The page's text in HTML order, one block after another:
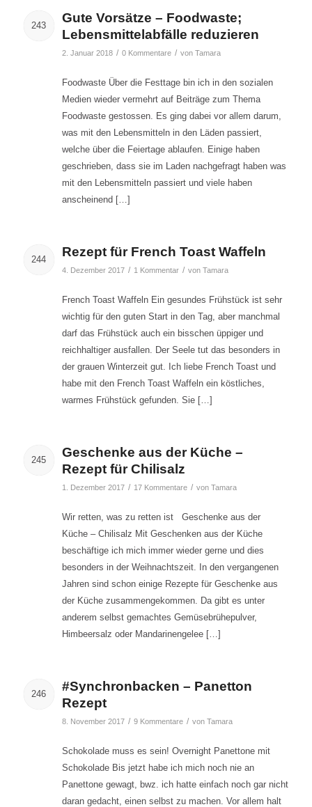
243
Gute Vorsätze – Foodwaste;
Lebensmittelabfälle reduzieren
2. Januar 2018 / 0 Kommentare / von Tamara
Foodwaste Über die Festtage bin ich in den sozialen
Medien wieder vermehrt auf Beiträge zum Thema
Foodwaste gestossen. Es ging dabei vor allem darum,
was mit den Lebensmitteln in den Läden passiert,
welche über die Feiertage ablaufen. Einige haben
geschrieben, dass sie im Laden nachgefragt haben was
mit den Lebensmitteln passiert und viele haben
anscheinend […]
244
Rezept für French Toast Waffeln
4. Dezember 2017 / 1 Kommentar / von Tamara
French Toast Waffeln Ein gesundes Frühstück ist sehr
wichtig für den guten Start in den Tag, aber manchmal
darf das Frühstück auch ein bisschen üppiger und
reichhaltiger ausfallen. Der Seele tut das besonders in
der grauen Winterzeit gut. Ich liebe French Toast und
habe mit den French Toast Waffeln ein köstliches,
warmes Frühstück gefunden. Sie […]
245
Geschenke aus der Küche –
Rezept für Chilisalz
1. Dezember 2017 / 17 Kommentare / von Tamara
Wir retten, was zu retten ist Geschenke aus der
Küche – Chilisalz Mit Geschenken aus der Küche
beschäftige ich mich immer wieder gerne und dies
besonders in der Weihnachtszeit. In den vergangenen
Jahren sind schon einige Rezepte für Geschenke aus
der Küche zusammengekommen. Da gibt es unter
anderem selbst gemachtes Gemüsebrühepulver,
Himbeersalz oder Mandarinengelee […]
246
#Synchronbacken – Panetton
Rezept
8. November 2017 / 9 Kommentare / von Tamara
Schokolade muss es sein! Overnight Panettone mit
Schokolade Bis jetzt habe ich mich noch nie an
Panettone gewagt, bwz. ich hatte einfach noch gar nicht
daran gedacht, einen selbst zu machen. Vor allem halt